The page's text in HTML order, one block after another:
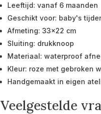
Leeftijd: vanaf 6 maanden
Geschikt voor: baby's
Afmeting: 33x22 cm
Sluiting: drukknoop
Materiaal: waterproof
Kleur: roze met gebroken
Handgemaakt in eigen
Veelgestelde